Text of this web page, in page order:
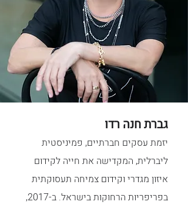
גברת חנה רדו
יזמת עסקים חברתיים, פמיניסטית
ליברלית, המקדישה את חייה לקידום
איזון מגדרי וקידום צמיחה תעסוקתית
בפריפריות הרחוקות בישראל. ב-2017,